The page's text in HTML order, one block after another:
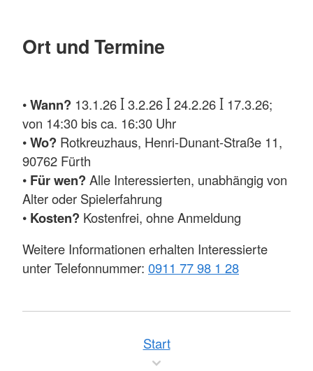
Ort und Termine
•Wann? 13.1.26 ꟾ 3.2.26 ꟾ 24.2.26 ꟾ 17.3.26;
von 14:30 bis ca. 16:30 Uhr
•Wo? Rotkreuzhaus, Henri-Dunant-Straße 11,
90762 Fürth
• Für wen?Alle Interessierten, unabhängig von
Alter oder Spielerfahrung
• Kosten? Kostenfrei, ohne Anmeldung
Weitere Informationen erhalten Interessierte
unter Telefonnummer: 0911 77 98 1 28
Start